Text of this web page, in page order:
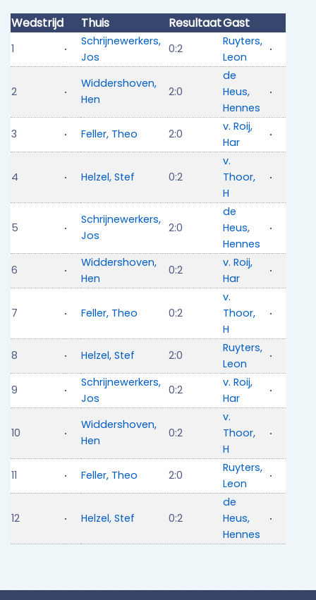
Wedstrijd Thuis ResultaatGast
1
Schrijnewerkers,
Jos
0:2
Ruyters,
Leon
2
Widdershoven,
Hen
2:0
de
Heus,
Hennes
3
Feller, Theo 2:0
v. Roij,
Har
4 Helzel, Stef 0:2
v.
Thoor,
H
5
Schrijnewerkers,
Jos
2:0
de
Heus,
Hennes
6
Widdershoven,
Hen
0:2
v. Roij,
Har
7 Feller, Theo 0:2
v.
Thoor,
H
8
Helzel, Stef 2:0
Ruyters,
Leon
9
Schrijnewerkers,
Jos
0:2
v. Roij,
Har
10
Widdershoven,
Hen
0:2
v.
Thoor,
H
11
Feller, Theo 2:0
Ruyters,
Leon
12 Helzel, Stef 0:2
de
Heus,
Hennes